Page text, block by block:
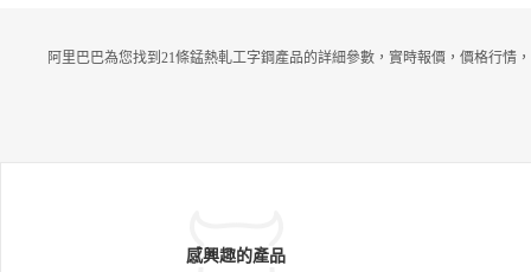
阿里巴巴為您找到21條錳熱軋工字鋼產品的詳細參數，實時報價，價格行情
感興趣的產品